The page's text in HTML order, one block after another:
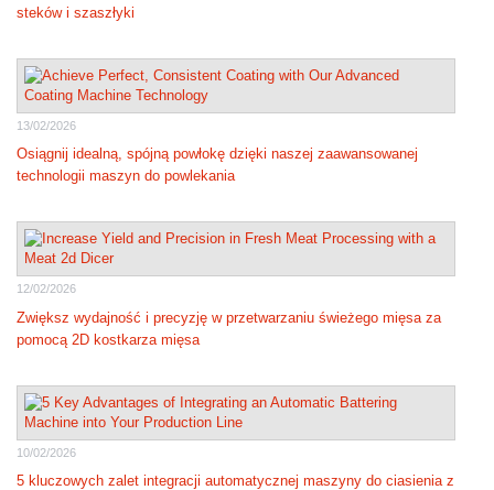
steków i szaszłyki
13/02/2026
Osiągnij idealną, spójną powłokę dzięki naszej zaawansowanej
technologii maszyn do powlekania
12/02/2026
Zwiększ wydajność i precyzję w przetwarzaniu świeżego mięsa za
pomocą 2D kostkarza mięsa
10/02/2026
5 kluczowych zalet integracji automatycznej maszyny do ciasienia z